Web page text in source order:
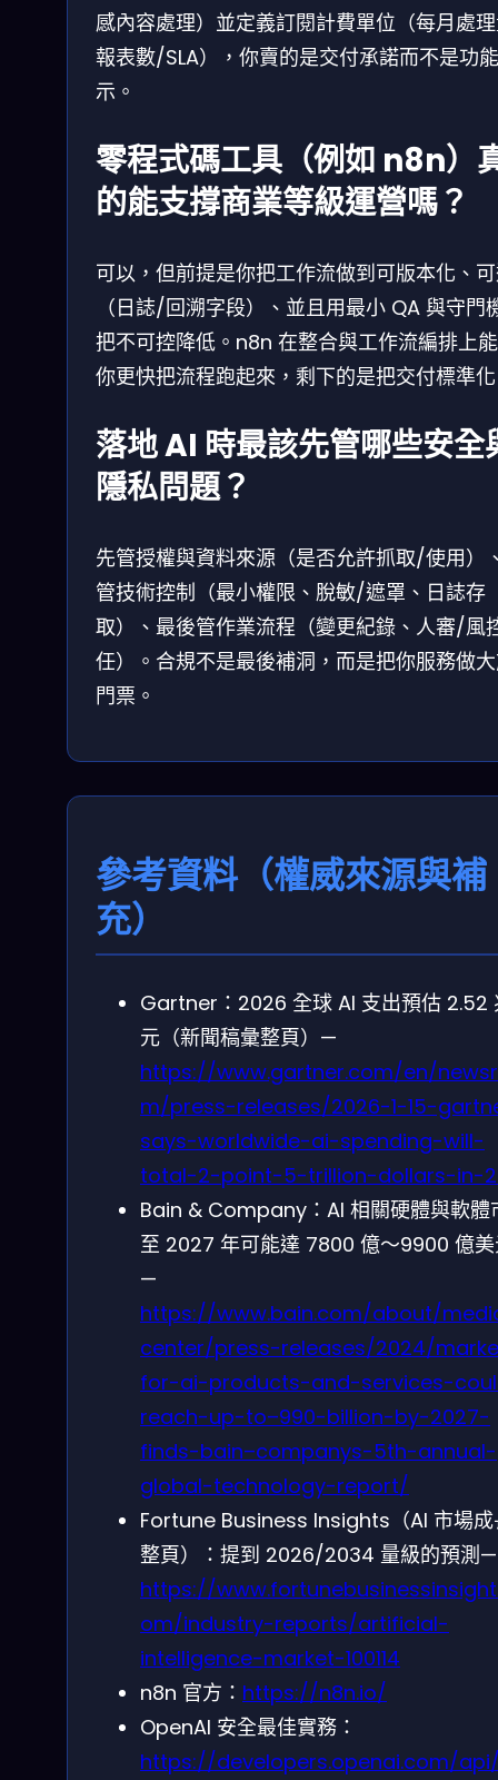
感內容處理）並定義訂閱計費單位（每月處
報表數/SLA），你賣的是交付承諾而不是功
示。
零程式碼工具（例如 n8n）
的能支撐商業等級運營嗎？
可以，但前提是你把工作流做到可版本化、
（日誌/回溯字段）、並且用最小 QA 與守門
把不可控降低。n8n 在整合與工作流編排上
你更快把流程跑起來，剩下的是把交付標準
落地 AI 時最該先管哪些安全
隱私問題？
先管授權與資料來源（是否允許抓取/使用）
管技術控制（最小權限、脫敏/遮罩、日誌存
取）、最後管作業流程（變更紀錄、人審/風
任）。合規不是最後補洞，而是把你服務做
門票。
參考資料（權威來源與補
充）
Gartner：2026 全球 AI 支出預估 2.52
元（新聞稿彙整頁）—
https://www.gartner.com/en/
m/press-releases/2026-1-15-
says-worldwide-ai-spending-will-
total-2-point-5-trillion-dollars-in-
Bain & Company：AI 相關硬體與軟體
至 2027 年可能達 7800 億～9900 億
—
https://www.bain.com/about/
center/press-releases/2024/
for-ai-products-and-services-
reach-up-to–990-billion-by-2027-
finds-bain–companys-5th-annual-
global-technology-report/
Fortune Business Insights（AI 市場成
整頁）：提到 2026/2034 量級的預測—
https://
om/industry-reports/artificial-
intelligence-market-100114
n8n 官方： https://n8n.io/
OpenAI 安全最佳實務：
https://developers.openai.com/